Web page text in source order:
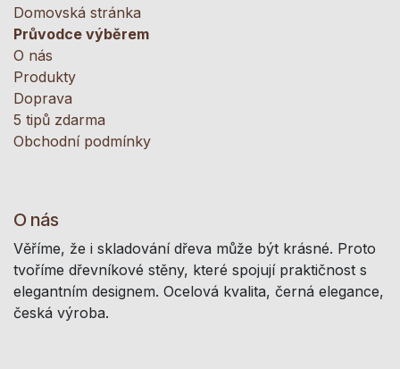
Domovská stránka
Průvodce výběrem
O nás
Produkty
Doprava
5 tipů zdarma
Obchodní podmínky
O nás
Věříme, že i skladování dřeva může být krásné. Proto
tvoříme dřevníkové stěny, které spojují praktičnost s
elegantním designem. Ocelová kvalita, černá elegance,
česká výroba.